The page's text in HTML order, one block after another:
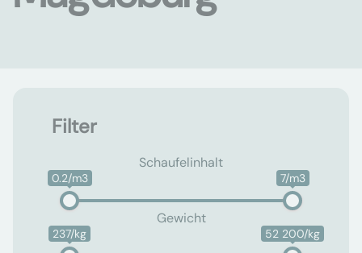
Filter
Schaufelinhalt
0.2/m3 7/m3
Gewicht
237/kg 52 200/kg